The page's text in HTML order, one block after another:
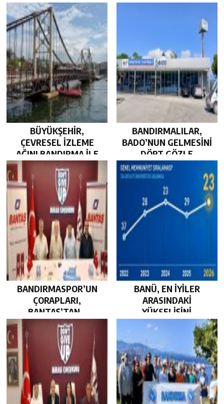
BÜYÜKŞEHİR,
ÇEVRESEL İZLEME
AĞINI BANDIRMA İLE
GÜÇLENDİRDİ…
BANDIRMALILAR,
BADO’NUN GELMESİNİ
DÖRT GÖZLE
BEKLİYOR…
BANDIRMASPOR’UN
ÇORAPLARI,
BANTAŞ’TAN…
BANÜ, EN İYİLER
ARASINDAKİ
YÜKSELİŞİNİ
SÜRDÜRDÜ…